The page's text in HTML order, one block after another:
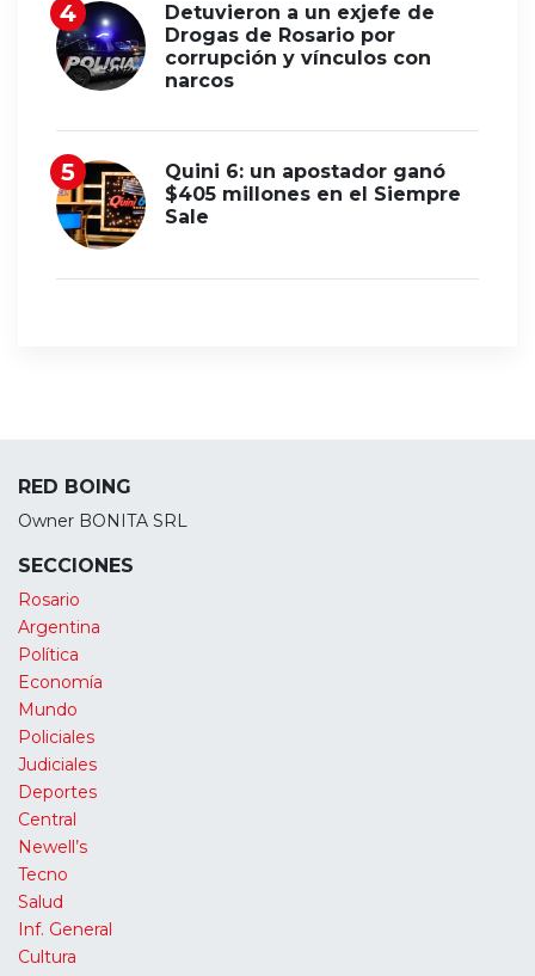
Detuvieron a un exjefe de
Drogas de Rosario por
corrupción y vínculos con
narcos
Quini 6: un apostador ganó
$405 millones en el Siempre
Sale
RED BOING
Owner BONITA SRL
SECCIONES
Rosario
Argentina
Política
Economía
Mundo
Policiales
Judiciales
Deportes
Central
Newell’s
Tecno
Salud
Inf. General
Cultura